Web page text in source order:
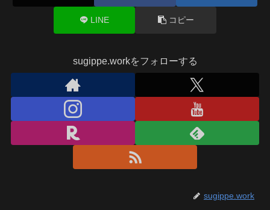
LINE コピー
sugippe.workをフォローする
sugippe.work